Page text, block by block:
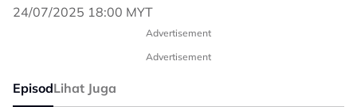
24/07/2025 18:00 MYT
Advertisement
Advertisement
EpisodLihat Juga